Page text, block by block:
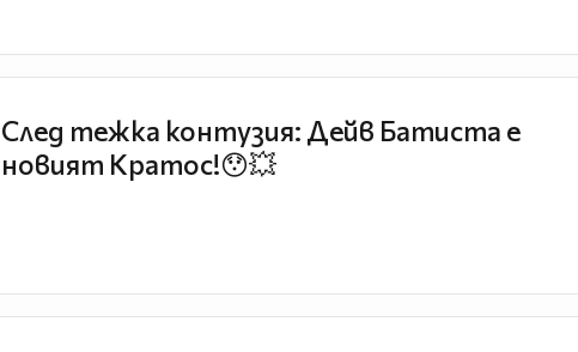
След тежка контузия: Дейв Батиста е
новият Кратос!😯💥